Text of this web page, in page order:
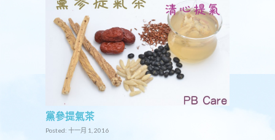
黨參提氣茶
Posted: 十一月 1, 2016